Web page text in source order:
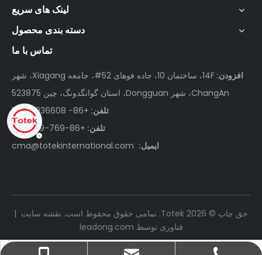
لینک های سریع
دسته بندی محصول
تماس با ما
افزودن:
14F، ساختمان 10، جاده فوهای 52#، جامعه Xiagang، شهر
ChangAn، شهر Dongguan، استان گوانگدونگ، چین 523875
تلفن: +86- 18676936608
تلفن: +86-769-81519919
ایمیل: cma@totekinternational.com
حق چاپ © 2026 نقشه سایت |
فناوری توسط leadong.com